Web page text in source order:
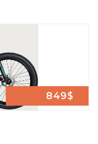
849$